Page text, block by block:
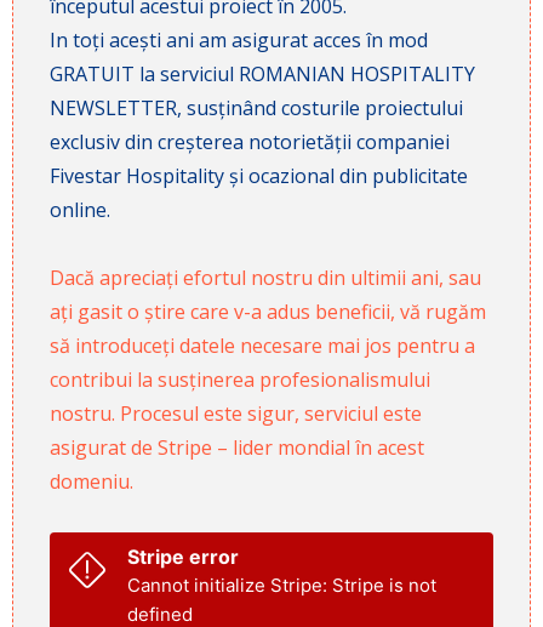
începutul acestui proiect în 2005.
In toți acești ani am asigurat acces în mod
GRATUIT la serviciul ROMANIAN HOSPITALITY
NEWSLETTER, susținând costurile proiectului
exclusiv din creșterea notorietății companiei
Fivestar Hospitality și ocazional din publicitate
online.
Dacă apreciați efortul nostru din ultimii ani, sau
ați gasit o știre care v-a adus beneficii, vă rugăm
să introduceți datele necesare mai jos pentru a
contribui la susținerea profesionalismului
nostru. Procesul este sigur, serviciul este
asigurat de Stripe – lider mondial în acest
domeniu.
Stripe error
Cannot initialize Stripe: Stripe is not
defined